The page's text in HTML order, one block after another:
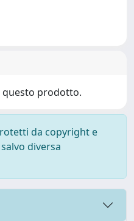
questo prodotto.
da copyright e
diversa